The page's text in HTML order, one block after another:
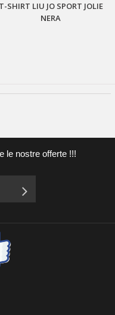
T-SHIRT LIU JO SPORT JOLIE
NERA
le nostre offerte !!!